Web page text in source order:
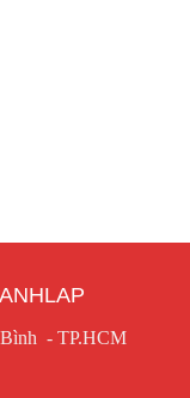
- TP.HCM